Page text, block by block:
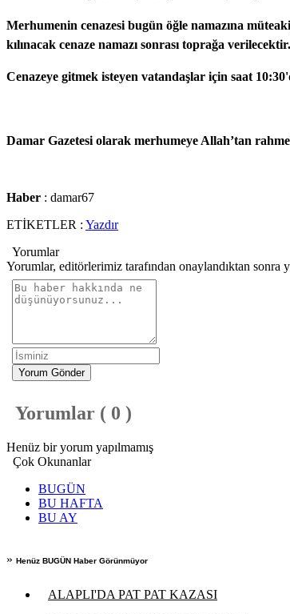
Merhumenin cenazesi bugün öğle namazına
kılınacak cenaze namazı sonrası toprağa verilecektir.
Cenazeye gitmek isteyen vatandaşlar için saat
Damar Gazetesi olarak merhumeye Allah’tan
Haber : damar67
ETİKETLER : Yazdır
Yorumlar
Yorumlar, editörlerimiz tarafından onaylandıktan sonra
Yorum Gönder
Yorumlar ( 0 )
Henüz bir yorum yapılmamış
Çok Okunanlar
BUGÜN
BU HAFTA
BU AY
» Henüz BUGÜN Haber Görünmüyor
ALAPLI'DA PAT PAT KAZASI